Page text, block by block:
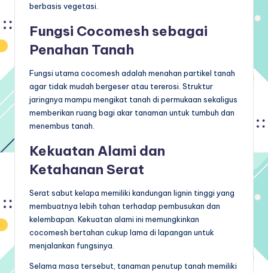
berbasis vegetasi.
Fungsi Cocomesh sebagai
Penahan Tanah
Fungsi utama cocomesh adalah menahan partikel tanah
agar tidak mudah bergeser atau tererosi. Struktur
jaringnya mampu mengikat tanah di permukaan sekaligus
memberikan ruang bagi akar tanaman untuk tumbuh dan
menembus tanah.
Kekuatan Alami dan
Ketahanan Serat
Serat sabut kelapa memiliki kandungan lignin tinggi yang
membuatnya lebih tahan terhadap pembusukan dan
kelembapan. Kekuatan alami ini memungkinkan
cocomesh bertahan cukup lama di lapangan untuk
menjalankan fungsinya.
Selama masa tersebut, tanaman penutup tanah memiliki